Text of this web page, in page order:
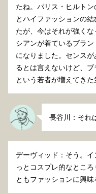
たね。パリス・ヒルト
とハイファッションの
たが、今はそれが強く
シアンが着ているブラ
になりました。センス
るとは言えないけど、ブ
という若者が増えてきた
長谷川：それ
デーヴィッド：そう。
っとコスプレ的なとこ
ともファッションに興味